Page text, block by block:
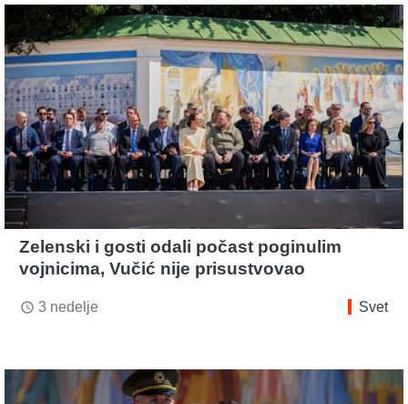
Zelenski i gosti odali počast poginulim
vojnicima, Vučić nije prisustvovao
access_time 3 nedelje Svet